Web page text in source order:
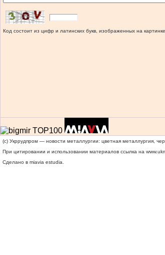
Код состоит из цифр и латинских букв, изображенных на
(c) Укррудпром — новости металлургии: цветная металлургия,
При цитировании и использовании материалов ссылка на
Сделано в miavia estudia.